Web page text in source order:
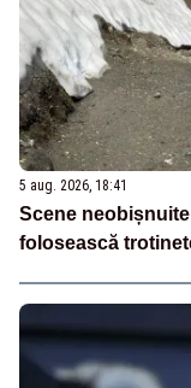
5 aug. 2026, 18:41
Scene
folosească